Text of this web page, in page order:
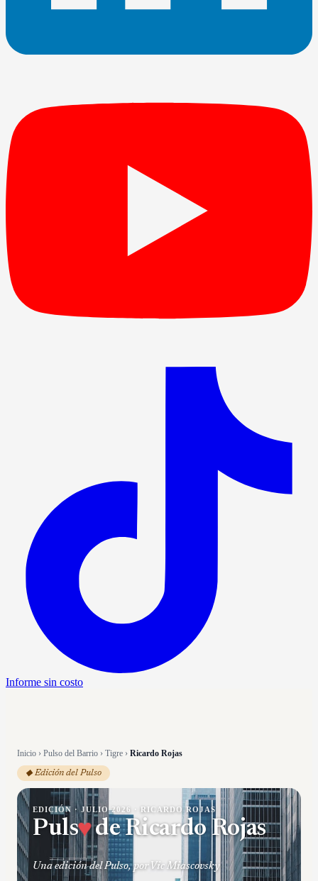
Informe sin costo
Inicio › Pulso del Barrio › Tigre › Ricardo Rojas
◆ Edición del Pulso
EDICIÓN · JULIO 2026 RICARDO ROJAS
Puls♥deRicardo Rojas
Una edición del Pulso, por Vic Miascovsky